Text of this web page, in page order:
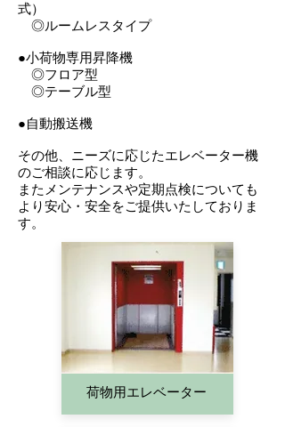
式）
◎ルームレスタイプ
●小荷物専用昇降機
◎フロア型
◎テーブル型
●自動搬送機
その他、ニーズに応じたエレベーター機
のご相談に応じます。
​またメンテナンスや定期点検についても
より安心・安全をご提供いたしておりま
す。
​荷物用エレベーター